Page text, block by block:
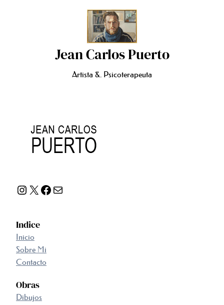
Jean Carlos Puerto
Artista &. Psicoterapeuta
Instagram X Facebook Correo electrónico
Indice
Inicio
Sobre Mi
Contacto
Obras
Dibujos